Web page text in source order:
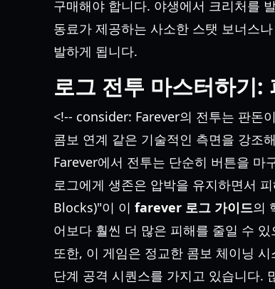
구매해야 합니다. 야생에서 크리처를
동료가 제공하는 사소한 스탯 보너스
발하게 됩니다.
로그 전투 마스터하기:
<!-- consider: Farever의 전투는 판돈
콤보 연계 같은 기술적인 측면을 강조
Farever에서 전투는 단순히 버튼을 마
로그에게 생존은 압박을 유지하면서
Blocks)"이 이 farever 로그 가이드의
어보다 훨씬 더 많은 피해를 줄일 수
또한, 이 게임은 정교한 콤보 체이닝
단계 공격 시퀀스를 가지고 있습니다.